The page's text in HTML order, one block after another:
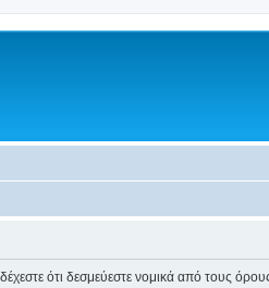
ότι δεσμεύεστε νομικά από τους